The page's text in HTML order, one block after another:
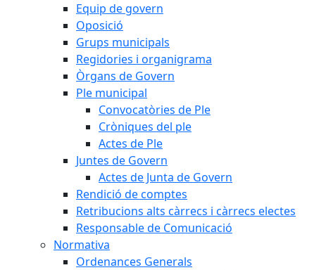
Equip de govern
Oposició
Grups municipals
Regidories i organigrama
Òrgans de Govern
Ple municipal
Convocatòries de Ple
Cròniques del ple
Actes de Ple
Juntes de Govern
Actes de Junta de Govern
Rendició de comptes
Retribucions alts càrrecs i càrrecs electes
Responsable de Comunicació
Normativa
Ordenances Generals